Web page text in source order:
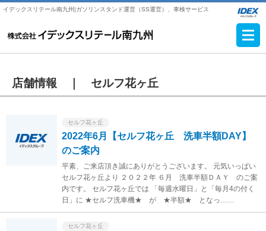
イデックスリテール南九州|ガソリンスタンド運営（SS運営）、車検サービス
店舗情報 ｜ セルフ花ヶ丘
セルフ花ヶ丘
2022年6月【セルフ花ヶ丘 洗車半額DAY】
のご案内
平素、ご来店頂き誠にありがとうございます。 元気いっぱい
セルフ花ヶ丘より ２０２２年 ６月 洗車半額ＤＡＹ のご案
内です。 セルフ花ヶ丘では 「毎週水曜日」と「毎月4の付く
日」に ★セルフ洗車機★ が ★半額★ となっ……
セルフ花ヶ丘